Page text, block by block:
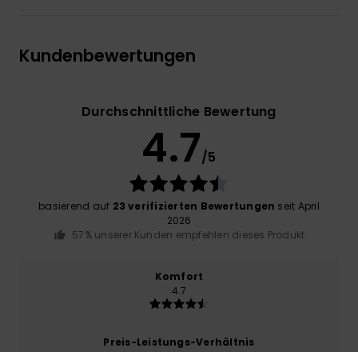
Kundenbewertungen
Durchschnittliche Bewertung
4.7/5
basierend auf 23 verifizierten Bewertungen seit April
2026
57% unserer Kunden empfehlen dieses Produkt
Komfort
4.7
Preis-Leistungs-Verhältnis